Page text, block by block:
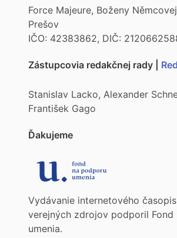
Force Majeure, Boženy
Prešov
IČO: 42383862, DIČ:
Zástupcovia redakčnej rady |
Stanislav Lacko, Alexander
František Gago
Ďakujeme
Vydávanie internetového
verejných zdrojov podporil Fond
umenia.